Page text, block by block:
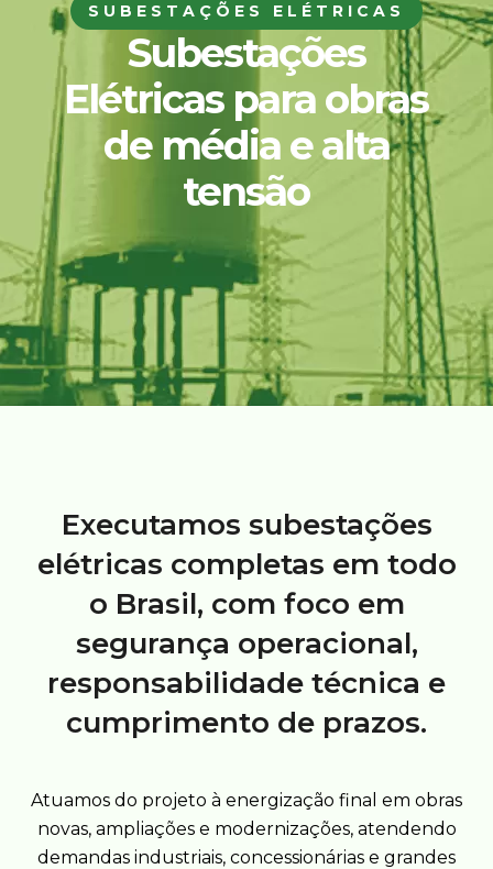
SUBESTAÇÕES ELÉTRICAS
Subestações
Elétricas para obras
de média e alta
tensão
Executamos subestações
elétricas completas em todo
o Brasil, com foco em
segurança operacional,
responsabilidade técnica e
cumprimento de prazos.
Atuamos do projeto à energização final em obras
novas, ampliações e modernizações, atendendo
demandas industriais, concessionárias e grandes